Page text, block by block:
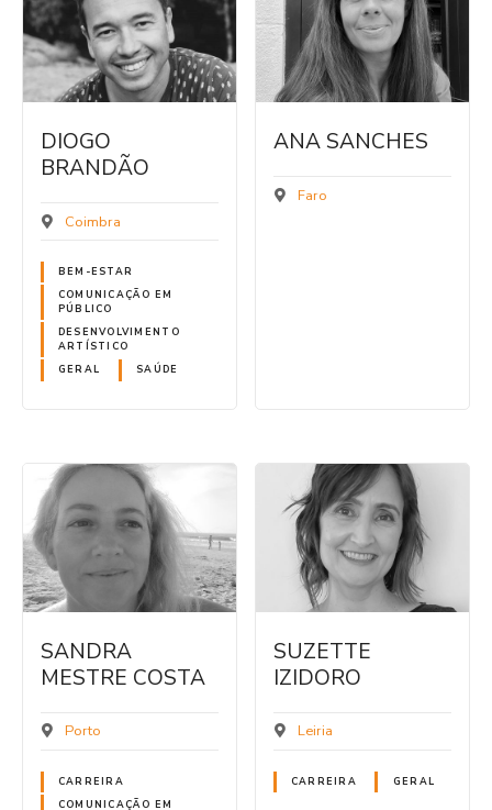
DIOGO
BRANDÃO
Coimbra
BEM-ESTAR
COMUNICAÇÃO EM
PÚBLICO
DESENVOLVIMENTO
ARTÍSTICO
GERAL
SAÚDE
ANA SANCHES
Faro
SANDRA
MESTRE COSTA
Porto
CARREIRA
COMUNICAÇÃO EM
SUZETTE
IZIDORO
Leiria
CARREIRA GERAL